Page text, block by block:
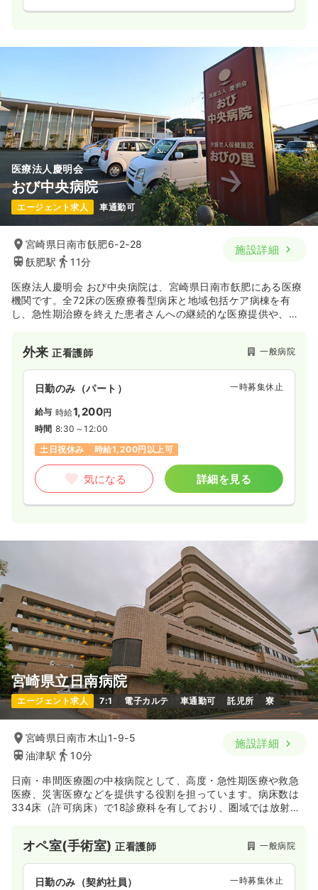
医療法人慶明会
おび中央病院
エージェント求人 車通勤可
宮崎県日南市飫肥6-2-28
飫肥駅
11分
施設詳細
医療法人慶明会 おび中央病院は、宮崎県日南市飫肥にある医療
機関です。全72床の医療療養型病床と地域包括ケア病棟を有
し、急性期治療を終えた患者さんへの継続的な医療提供や、在
療科目とし、患者さん一人ひとりの尊厳を尊重し、安心かつ快
適な療養生活を送れるよう、地域に密着したきめ細やかな医療
とケアを提供しています。
外来正看護師 一般病院
日勤のみ（パート） 一時募集休止
給与 時給1,200円
時間 8:30～12:00
土日祝休み
時給1,200円以上可
気になる 詳細を見る
宮崎県立日南病院
エージェント求人 7:1 電子カルテ 車通勤可 託児所 寮
宮崎県日南市木山1-9-5
油津駅
10分
施設詳細
日南・串間医療圏の中核病院として、高度・急性期医療や救急
医療、災害医療などを提供する役割を担っています。病床数は
334床（許可病床）で18診療科を有しており、圏域では放射線
オペ室(手術室)正看護師 一般病院
日勤のみ（契約社員） 一時募集休止